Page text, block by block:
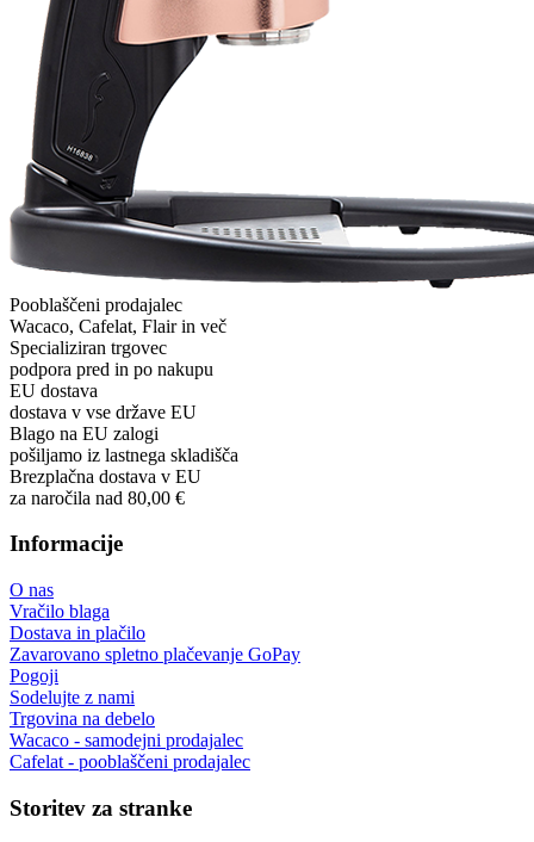
Pooblaščeni prodajalec
Wacaco, Cafelat, Flair in več
Specializiran trgovec
podpora pred in po nakupu
EU dostava
dostava v vse države EU
Blago na EU zalogi
pošiljamo iz lastnega skladišča
Brezplačna dostava v EU
za naročila nad 80,00 €
Informacije
O nas
Vračilo blaga
Dostava in plačilo
Zavarovano spletno plačevanje GoPay
Pogoji
Sodelujte z nami
Trgovina na debelo
Wacaco - samodejni prodajalec
Cafelat - pooblaščeni prodajalec
Storitev za stranke